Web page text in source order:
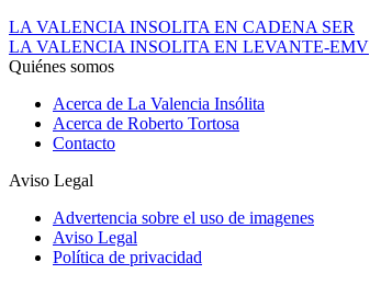
LA VALENCIA INSOLITA EN CADENA SER
LA VALENCIA INSOLITA EN LEVANTE-EMV
Quiénes somos
Acerca de La Valencia Insólita
Acerca de Roberto Tortosa
Contacto
Aviso Legal
Advertencia sobre el uso de imagenes
Aviso Legal
Política de privacidad